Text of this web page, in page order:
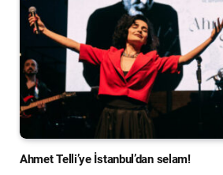
Ahmet Telli’ye İstanbul’dan selam!